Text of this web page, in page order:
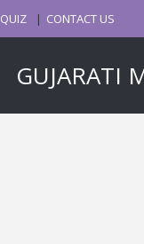
QUIZ CONTACT US
GUJARATI